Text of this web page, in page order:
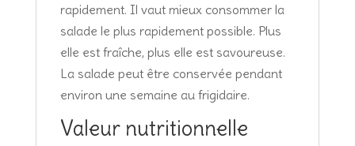
rapidement. Il vaut mieux consommer la
salade le plus rapidement possible. Plus
elle est fraîche, plus elle est savoureuse.
La salade peut être conservée pendant
environ une semaine au frigidaire.
Valeur nutritionnelle